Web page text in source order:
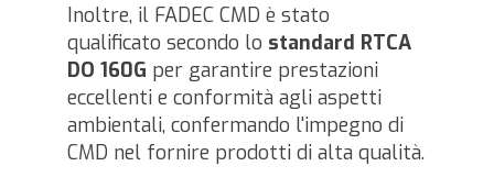
Inoltre, il FADEC CMD è stato
qualificato secondo lo standard RTCA
DO 160G per garantire prestazioni
eccellenti e conformità agli aspetti
ambientali, confermando l'impegno di
CMD nel fornire prodotti di alta qualità.